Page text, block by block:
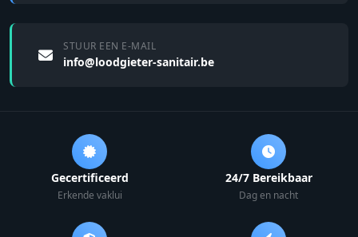
STUUR EEN E-MAIL
info@loodgieter-sanitair.be
Gecertificeerd
Erkende vaklui
24/7 Bereikbaar
Dag en nacht